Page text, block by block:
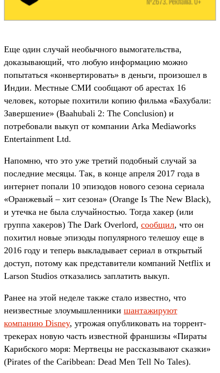
Еще один случай необычного вымогательства,
доказывающий, что любую информацию можно
попытаться «конвертировать» в деньги, произошел в
Индии. Местные СМИ сообщают об арестах 16
человек, которые похитили копию фильма «Бахубали:
Завершение» (Baahubali 2: The Conclusion) и
потребовали выкуп от компании Arka Mediaworks
Entertainment Ltd.
Напомню, что это уже третий подобный случай за
последние месяцы. Так, в конце апреля 2017 года в
интернет попали 10 эпизодов нового сезона сериала
«Оранжевый – хит сезона» (Orange Is The New Black),
и утечка не была случайностью. Тогда хакер (или
группа хакеров) The Dark Overlord, сообщил, что он
похитил новые эпизоды популярного телешоу еще в
2016 году и теперь выкладывает сериал в открытый
доступ, потому как представители компаний Netflix и
Larson Studios отказались заплатить выкуп.
Ранее на этой неделе также стало известно, что
неизвестные злоумышленники шантажируют
компанию Disney, угрожая опубликовать на торрент-
трекерах новую часть известной франшизы «Пираты
Карибского моря: Мертвецы не рассказывают сказки»
(Pirates of the Caribbean: Dead Men Tell No Tales).